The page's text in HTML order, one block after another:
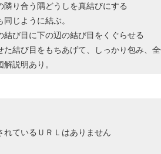
隣り合う隅どうしを真結びにする
同じように結ぶ。
結び目に下の辺の結び目をくぐらせる
た結び目をもちあげて、しっかり包み、
説明あり。
れているＵＲＬはありません